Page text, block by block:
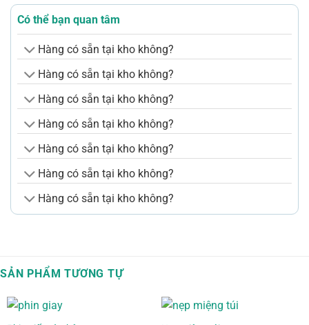
Có thể bạn quan tâm
Hàng có sẵn tại kho không?
Hàng có sẵn tại kho không?
Hàng có sẵn tại kho không?
Hàng có sẵn tại kho không?
Hàng có sẵn tại kho không?
Hàng có sẵn tại kho không?
Hàng có sẵn tại kho không?
SẢN PHẨM TƯƠNG TỰ